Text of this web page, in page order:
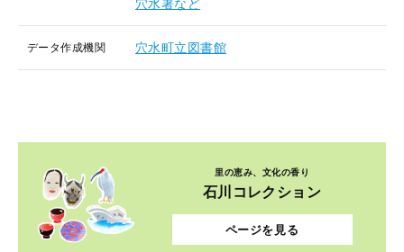
穴水署など
データ作成機関 穴水町立図書館
里の恵み、文化の香り
石川コレクション
ページを見る